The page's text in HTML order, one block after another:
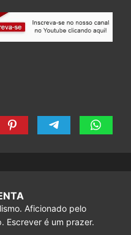
Aficionado pelo
Escrever é um prazer.